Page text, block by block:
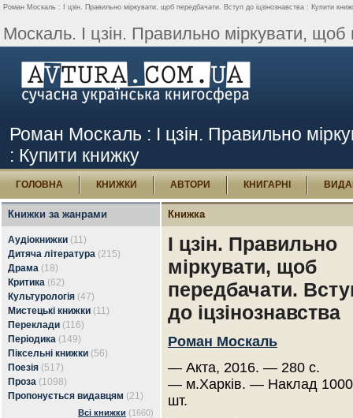
Роман Москаль : І цзін. Правильно міркувати, щоб передбачати. Вступ до іцзінознавства : Купити
Москаль. І цзін. Правильно міркувати, щоб
Роман Москаль : І цзін. Правильно
: Купити книжку
ГОЛОВНА КНИЖКИ АВТОРИ КНИГАРНІ
Книжки за жанрами
Аудіокнижки (11)
Дитяча література (215)
Драма (18)
Критика (62)
Культурологія (47)
Мистецькі книжки (11)
Переклади (116)
Періодика (149)
Піксельні книжки (56)
Поезія (517)
Проза (1098)
Пропонується видавцям (21)
Всі книжки (1660)
Книжка
І цзін. Правильно
міркувати, щоб
передбачати.
до іцзінознавства
Роман Москаль
— Акта, 2016. — 280 с.
— м.Харків. — Наклад 1000
шт.